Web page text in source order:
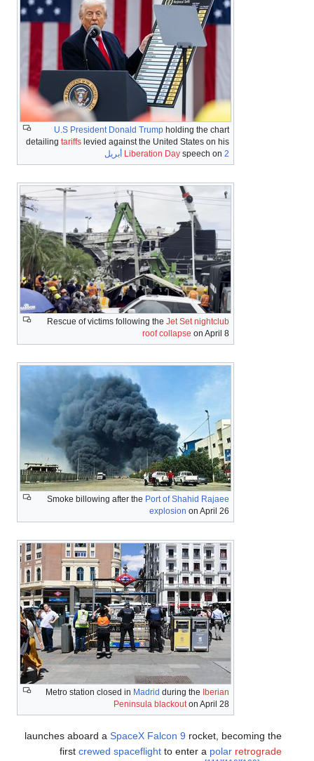
U.S President Donald Trump holding the chart
detailing tariffs levied against the United States on his
Liberation Day speech on 2 أبريل
Rescue of victims following the Jet Set nightclub
roof collapse on April 8
Smoke billowing after the Port of Shahid Rajaee
explosion on April 26
Metro station closed in Madrid during the Iberian
Peninsula blackouton April 28
launches aboard a SpaceX Falcon 9 rocket, becoming the
first crewed spaceflightto enter a polar retrograde